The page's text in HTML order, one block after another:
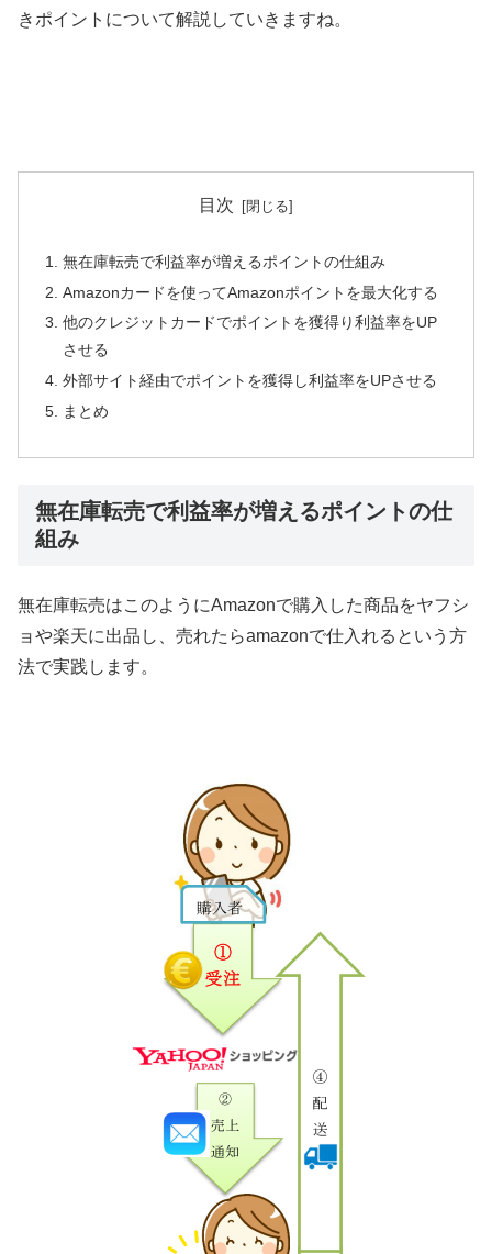
きポイントについて解説していきますね。
目次
無在庫転売で利益率が増えるポイントの仕組み
Amazonカードを使ってAmazonポイントを最大化する
他のクレジットカードでポイントを獲得り利益率をUP
させる
外部サイト経由でポイントを獲得し利益率をUPさせる
まとめ
無在庫転売で利益率が増えるポイントの仕
組み
無在庫転売はこのようにAmazonで購入した商品をヤフシ
ョや楽天に出品し、売れたらamazonで仕入れるという方
法で実践します。